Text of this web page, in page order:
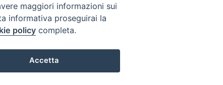
maggiori informazioni sui
informativa proseguirai la
policy completa.
Accetta